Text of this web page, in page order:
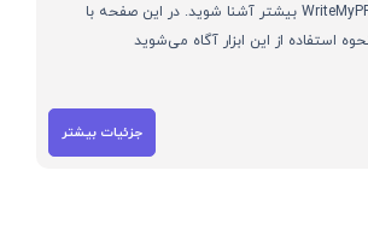
با هوش مصنوعی WriteMyPRD بیشتر آشنا شوید. در این صفحه با
استفاده از این ابزار آگاه می‌شوید
جزئیات بیشتر